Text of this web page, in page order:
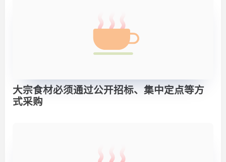
大宗食材必须通过公开招标、集中定点等方
式采购